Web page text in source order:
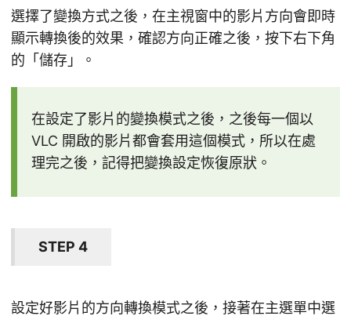
選擇了變換方式之後，在主視窗中的影片方向會即時
顯示轉換後的效果，確認方向正確之後，按下右下角
的「儲存」。
在設定了影片的變換模式之後，之後每一個以
VLC 開啟的影片都會套用這個模式，所以在處
理完之後，記得把變換設定恢復原狀。
STEP 4
設定好影片的方向轉換模式之後，接著在主選單中選